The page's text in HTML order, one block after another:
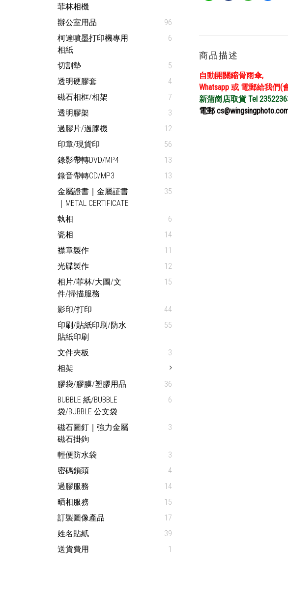
菲林相機
辦公室用品
96
柯達噴墨打印機專用
相紙
6
切割墊
5
透明硬膠套
4
磁石相框/相架
7
透明膠架
3
過膠片/過膠機
12
印章/現貨印
56
錄影帶轉DVD/MP4
13
錄音帶轉CD/MP3
13
金屬證書｜金屬証書
｜METAL CERTIFICATE
35
執相
6
瓷相
14
襟章製作
11
光碟製作
12
相片/菲林/大圖/文
件/掃描服務
15
影印/打印
44
印刷/貼紙印刷/防水
貼紙印刷
55
文件夾板
3
相架
膠袋/膠膜/塑膠用品
36
BUBBLE 紙/BUBBLE
袋/BUBBLE 公文袋
6
磁石圖釘｜強力金屬
磁石掛鉤
3
輕便防水袋
3
密碼鎖頭
4
過膠服務
14
晒相服務
15
訂製圖像產品
17
姓名貼紙
39
送貨費用
1
商品描述
自動開關縮骨雨傘,
Whatsapp 或 電郵給我們(
新蒲崗店取貨 Tel
電郵